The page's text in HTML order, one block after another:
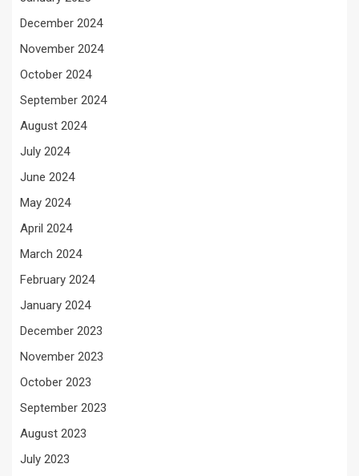
December 2024
November 2024
October 2024
September 2024
August 2024
July 2024
June 2024
May 2024
April 2024
March 2024
February 2024
January 2024
December 2023
November 2023
October 2023
September 2023
August 2023
July 2023